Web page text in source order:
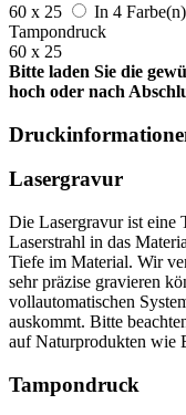
60 x 25
In 4 Farbe(n)
Tampondruck
60 x 25
Bitte laden Sie die
hoch oder nach
Lasergravur
Die Lasergravur ist eine
Laserstrahl in das
Tiefe im Material. Wir
sehr präzise gravieren
vollautomatischen
auskommt. Bitte
auf Naturprodukten wie
Tampondruck